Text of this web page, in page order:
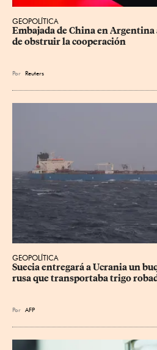
GEOPOLÍTICA
Embajada de China en Argentina
de obstruir la cooperación
Por Reuters
GEOPOLÍTICA
Suecia entregará a Ucrania un
rusa que transportaba trigo
Por AFP